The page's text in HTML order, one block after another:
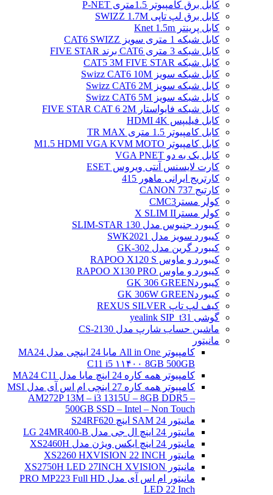
کابل برق کامپیوتر 1.5ﻣﺘﺮی P-NET
کابل برق لپ تاپی SWIZZ 1.7M
کابل پرینتر Knet 1.5m
کابل شبکه 1 متری سویز CAT6 SWIZZ
کابل شبکه 3 متری CAT6 برند FIVE STAR
کابل شبکه CAT5 3M FIVE STAR
کابل شبکه سویز Swizz CAT6 10M
کابل شبکه سویز Swizz CAT6 2M
کابل شبکه سویز Swizz CAT6 5M
کابل شبکه فایواستار FIVE STAR CAT 6 2M
کابل فیلیپس HDMI 4K
کابل کامپیوتر 1.5 متری TR MAX
کابل کامپیوتر M1.5 HDMI VGA KVM MOTO
کابل یک به دو VGA PNET
کارت لایسنس آنتی ویروس ESET
کارتریج ایرانی ماهور 415
کارتیج 737 CANON
کولر مسترCMC3
کولر مسترX SLIM II
کیبورد جنیوس مدل SLIM-STAR 130
کیبورد سویز مدل SWK2021
کیبورد گرین مدل GK-302
کیبورد و ماوس RAPOO X120 S
کیبورد و ماوس RAPOO X130 PRO
کیبوردGK 306 GREEN
کیبوردGK 306W GREEN
کیف لپ تاپ REXUS SILVER
گوشی yealink SIP_t31
ماشین حساب شارپ مدل CS-2130
مانیتور
کامپیوتر All in One مایا 24 اینچی مدل MA24
C11 i5 ۱۱۴۰۰ 8GB 500GB
کامپیوتر همه کاره 24 اینچ مایا مدل MA24 C11
کامپیوتر همه کاره 27 اینچی ام اس آی مدل MSI
AM272P 13M – i3 1315U – 8GB DDR5 –
500GB SSD – Intel – Non Touch
مانیتور 24 SAM اینچ S24RF620
مانیتور 24 اینچ ال جی مدل LG 24MR400-B
مانیتور 24 اینچ ایکس ویژن مدل XS2460H
مانیتور XS2260 HXVISION 22 INCH
مانیتور XS2750H LED 27INCH XVISION
مانیتور ام اس آی مدل PRO MP223 Full HD
LED 22 Inch